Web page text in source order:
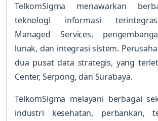
TelkomSigma menawarkan
teknologi informasi
Managed Services,
lunak, dan integrasi sistem.
dua pusat data strategis, yang
Center, Serpong, dan Surabaya.
TelkomSigma melayani berbagai
industri kesehatan, perbankan,